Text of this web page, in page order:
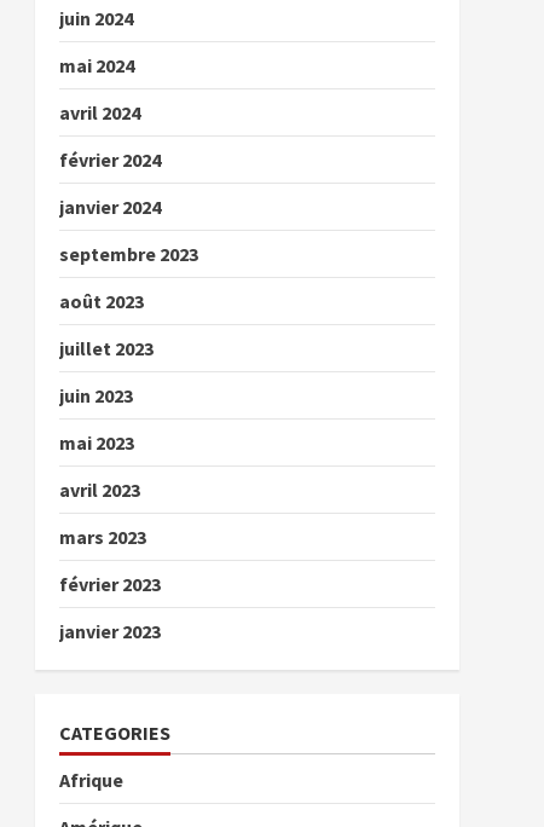
juin 2024
mai 2024
avril 2024
février 2024
janvier 2024
septembre 2023
août 2023
juillet 2023
juin 2023
mai 2023
avril 2023
mars 2023
février 2023
janvier 2023
CATEGORIES
Afrique